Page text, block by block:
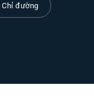
Chỉ đường